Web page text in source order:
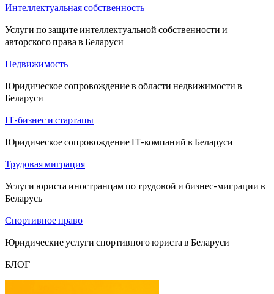
Интеллектуальная собственность
Услуги по защите интеллектуальной собственности и
авторского права в Беларуси
Недвижимость
Юридическое сопровождение в области недвижимости в
Беларуси
IT-бизнес и стартапы
Юридическое сопровождение IT-компаний в Беларуси
Трудовая миграция
Услуги юриста иностранцам по трудовой и бизнес-миграции в
Беларусь
Спортивное право
Юридические услуги спортивного юриста в Беларуси
БЛОГ